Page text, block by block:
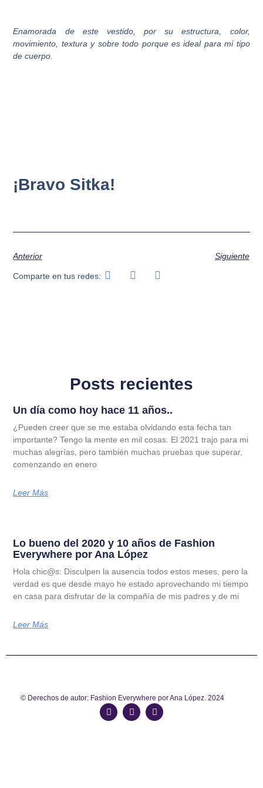
Enamorada de este vestido, por su estructura, color,
movimiento, textura y sobre todo porque es ideal para mi tipo
de cuerpo.
¡Bravo Sitka!
Anterior Siguiente
Comparte en tus redes:
Posts recientes
Un día como hoy hace 11 años..
¿Pueden creer que se me estaba olvidando esta fecha tan
importante? Tengo la mente en mil cosas. El 2021 trajo para mi
muchas alegrías, pero también muchas pruebas que superar,
comenzando en enero
Leer Más
Lo bueno del 2020 y 10 años de Fashion
Everywhere por Ana López
Hola chic@s: Disculpen la ausencia todos estos meses, pero la
verdad es que desde mayo he estado aprovechando mi tiempo
en casa para disfrutar de la compañía de mis padres y de mi
Leer Más
© Derechos de autor: Fashion Everywhere por Ana López. 2024